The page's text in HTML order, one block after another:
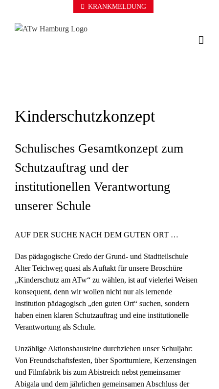
springen
KRANKMELDUNG
Kinderschutzkonzept
Schulisches Gesamtkonzept zum
Schutzauftrag und der
institutionellen Verantwortung
unserer Schule
AUF DER SUCHE NACH DEM GUTEN ORT …
Das pädagogische Credo der Grund- und Stadtteilschule
Alter Teichweg quasi als Auftakt für unsere Broschüre
„Kinderschutz am ATw“ zu wählen, ist auf vielerlei Weisen
konsequent, denn wir wollen nicht nur als lernende
Institution pädagogisch „den guten Ort“ suchen, sondern
haben einen klaren Schutzauftrag und eine institutionelle
Verantwortung als Schule.
Unzählige Aktionsbausteine durchziehen unser Schuljahr:
Von Freundschaftsfesten, über Sportturniere, Kerzensingen
und Filmfabrik bis zum Abistreich nebst gemeinsamer
Abigala und dem jährlichen gemeinsamen Abschluss der